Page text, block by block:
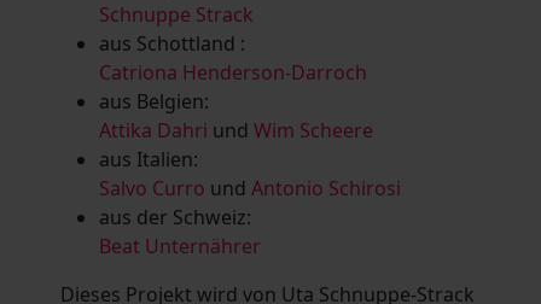
Schnuppe Strack
aus Schottland :
Catriona Henderson-Darroch
aus Belgien:
Attika Dahri und Wim Scheere
aus Italien:
Salvo Curro und Antonio Schirosi
aus der Schweiz:
Beat Unternährer
Dieses Projekt wird von Uta Schnuppe-Strack